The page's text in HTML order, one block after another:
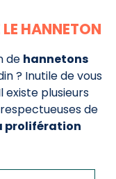
HANNETON
de hannetons
? Inutile de vous
existe plusieurs
de
prolifération